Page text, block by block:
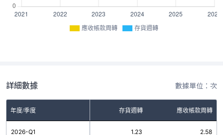
應收帳款周轉 存貨週轉
詳細數據 數據單位：次
年度/季度 存貨週轉 應收帳款周轉
2026-Q1 1.23 2.58